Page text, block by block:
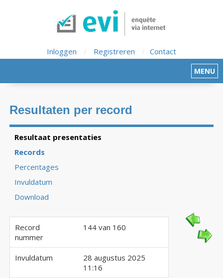
Inloggen / Registreren / Contact
MENU
Resultaten per record
Resultaat presentaties
Records
Percentages
Invuldatum
Download
Record
nummer
144 van 160
Invuldatum
28 augustus 2025
11:16